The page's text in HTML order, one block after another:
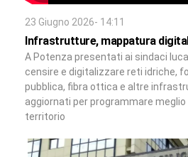
23 Giugno 2026- 14:11
Infrastrutture, mappatura
A Potenza presentati ai sindaci
censire e digitalizzare reti idriche,
pubblica, fibra ottica e altre
aggiornati per programmare meglio
territorio